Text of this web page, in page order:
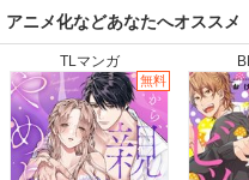
2010年冬
2010年春
2009年冬
2009年春
2008年冬
2008年春
2007年冬
2007年春
2006年冬
2006年春
2005年冬
2005年春
アニメ化などあなたへオススメ
TLマンガ
無料